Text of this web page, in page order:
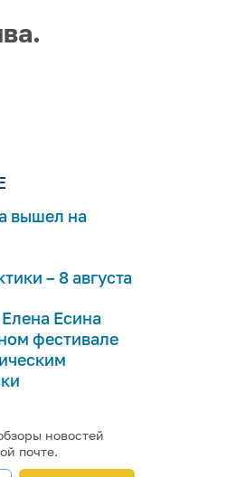
вышел на
– 8 августа
Есина
фестивале
новостей
почте.